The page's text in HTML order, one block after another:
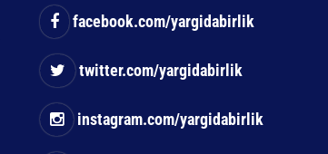
facebook.com/yargidabirlik
twitter.com/yargidabirlik
instagram.com/yargidabirlik